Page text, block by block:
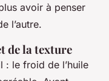
avoir à penser
l’autre.
de la texture
: le froid de l’huile